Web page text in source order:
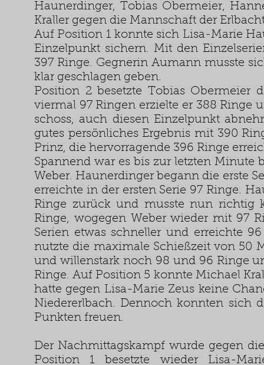
Haunerdinger, Tobias Obermeier,
Kraller gegen die Mannschaft der
Auf Position 1 konnte sich Lisa-Marie
Einzelpunkt sichern. Mit den
397 Ringe. Gegnerin Aumann musste
klar geschlagen geben.
Position 2 besetzte Tobias Obermeier
viermal 97 Ringen erzielte er 388 Ringe
schoss, auch diesen Einzelpunkt
gutes persönliches Ergebnis mit 390
Prinz, die hervorragende 396 Ringe
Spannend war es bis zur letzten Minute
Weber. Haunerdinger begann die erste
erreichte in der ersten Serie 97 Ringe.
Ringe zurück und musste nun richtig
Ringe, wogegen Weber wieder mit 97
Serien etwas schneller und erreichte
nutzte die maximale Schießzeit von 50
und willenstark noch 98 und 96 Ringe
Ringe. Auf Position 5 konnte Michael
hatte gegen Lisa-Marie Zeus keine
Niedererlbach. Dennoch konnten sich
Punkten freuen.
Der Nachmittagskampf wurde gegen
Position 1 besetzte wieder Lisa-